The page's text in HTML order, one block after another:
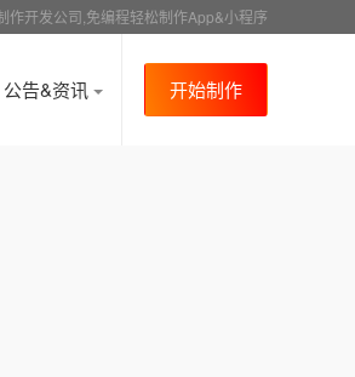
作开发公司,免编程轻松制作App&小程序
公告&资讯 开始制作